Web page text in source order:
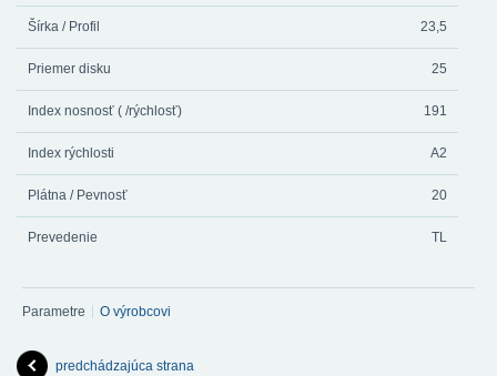
Šírka / Profil 23,5
Priemer disku 25
Index nosnosť ( /rýchlosť) 191
Index rýchlosti A2
Plátna / Pevnosť 20
Prevedenie TL
Parametre O výrobcovi
predchádzajúca strana